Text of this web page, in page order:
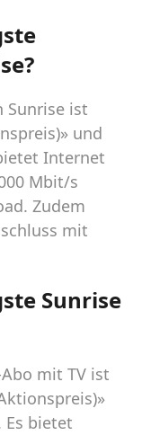
Sunrise ist
und
Internet
Mbit/s
Zudem
mit
Sunrise
mit TV ist
Es bietet